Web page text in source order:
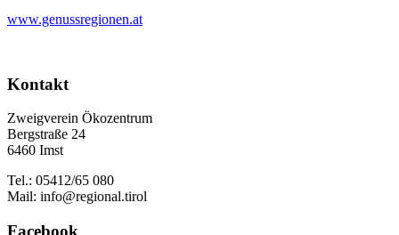
www.genussregionen.at
Kontakt
Zweigverein Ökozentrum
Bergstraße 24
6460 Imst
Tel.: 05412/65 080
Mail: info@regional.tirol
Facebook